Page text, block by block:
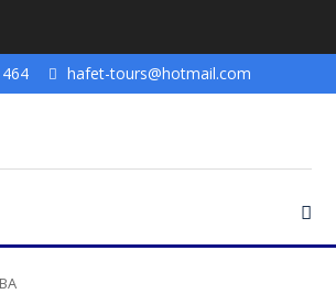
hafet-tours@hotmail.com